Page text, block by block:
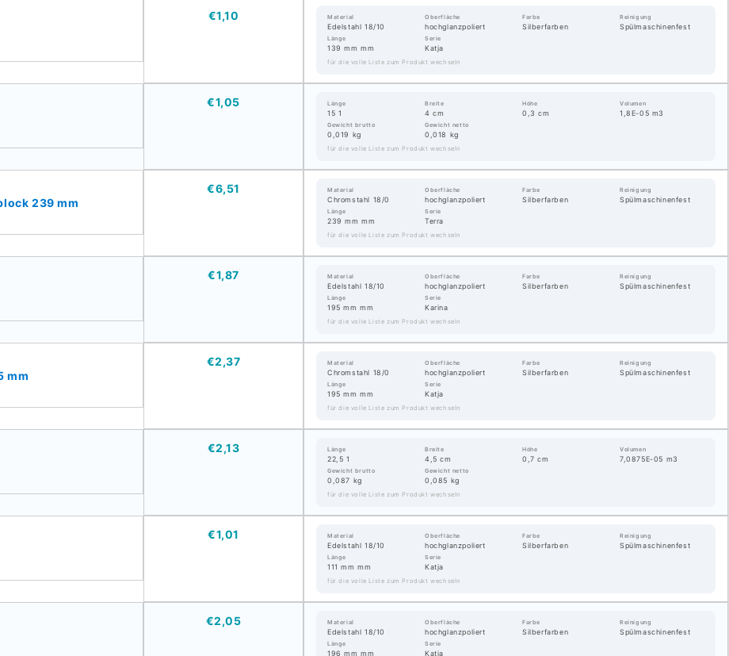
€1,10 Material
Edelstahl 18/10
Oberfläche
hochglanzpoliert
Farbe
Silberfarben
Reinigung
Spülmaschinenfest
Länge
139 mm mm
Serie
Katja
für die volle Liste zum Produkt wechseln
€1,05 Länge
15 1
Breite
4 cm
Höhe
0,3 cm
Volumen
1,8E-05 m3
Gewicht brutto
0,019 kg
Gewicht netto
0,018 kg
für die volle Liste zum Produkt wechseln
239 mm
€6,51 Material
Chromstahl 18/0
Oberfläche
hochglanzpoliert
Farbe
Silberfarben
Reinigung
Spülmaschinenfest
Länge
239 mm mm
Serie
Terra
für die volle Liste zum Produkt wechseln
€1,87 Material
Edelstahl 18/10
Oberfläche
hochglanzpoliert
Farbe
Silberfarben
Reinigung
Spülmaschinenfest
Länge
195 mm mm
Serie
Karina
für die volle Liste zum Produkt wechseln
mm
€2,37 Material
Chromstahl 18/0
Oberfläche
hochglanzpoliert
Farbe
Silberfarben
Reinigung
Spülmaschinenfest
Länge
195 mm mm
Serie
Katja
für die volle Liste zum Produkt wechseln
€2,13 Länge
22,5 1
Breite
4,5 cm
Höhe
0,7 cm
Volumen
7,0875E-05 m3
Gewicht brutto
0,087 kg
Gewicht netto
0,085 kg
für die volle Liste zum Produkt wechseln
€1,01 Material
Edelstahl 18/10
Oberfläche
hochglanzpoliert
Farbe
Silberfarben
Reinigung
Spülmaschinenfest
Länge
111 mm mm
Serie
Katja
für die volle Liste zum Produkt wechseln
€2,05 Material
Edelstahl 18/10
Oberfläche
hochglanzpoliert
Farbe
Silberfarben
Reinigung
Spülmaschinenfest
Länge
196 mm mm
Serie
Katja